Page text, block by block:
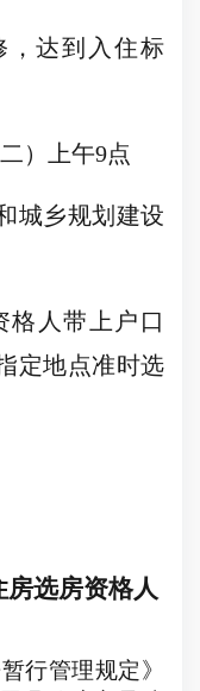
，达到入住标
二）上午9点
城乡规划建设
格人带上户口
定地点准时选
选房资格人
行管理规定》